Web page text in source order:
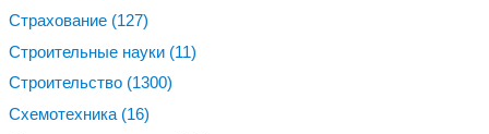
Страхование (127)
Строительные науки (11)
Строительство (1300)
Схемотехника (16)